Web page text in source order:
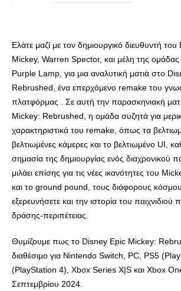
Ελάτε μαζί με τον δημιουργικό διευθυντή
Mickey, Warren Spector, και μέλη της
Purple Lamp, για μια αναλυτική ματιά στο
Rebrushed, ένα επερχόμενο remake του
πλατφόρμας . Σε αυτή την παρασκηνιακή
Mickey: Rebrushed, η ομάδα συζητά για
χαρακτηριστικά του remake, όπως τα
βελτιωμένες κάμερες και το βελτιωμένο UI,
σημασία της δημιουργίας ενός διαχρονικού
μιλάει επίσης για τις νέες ικανότητες του
και το ground pound, τους διάφορους
εξερευνήσετε και την ιστορία του παιχνιδιού
δράσης-περιπέτειας.
Θυμίζουμε πως το Disney Epic Mickey:
διαθέσιμο για Nintendo Switch, PC, PS5
(PlayStation 4), Xbox Series X|S και Xbox
Σεπτεμβρίου 2024.